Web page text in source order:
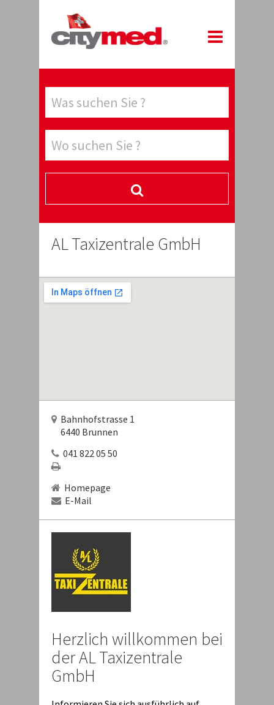
AL Taxizentrale GmbH
Bahnhofstrasse 1
6440 Brunnen
041 822 05 50
Homepage
E-Mail
Herzlich willkommen bei
der AL Taxizentrale
GmbH